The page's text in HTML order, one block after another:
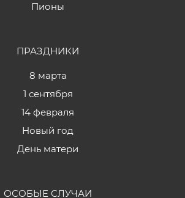
Пионы
ПРАЗДНИКИ
8 марта
1 сентября
14 февраля
Новый год
День матери
ОСОБЫЕ СЛУЧАИ